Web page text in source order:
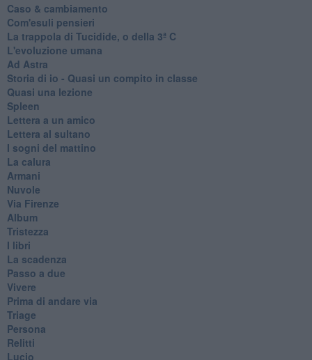
Caso & cambiamento
Com'esuli pensieri
La trappola di Tucidide, o della 3ª C
L'evoluzione umana
Ad Astra
Storia di io - Quasi un compito in classe
Quasi una lezione
Spleen
Lettera a un amico
Lettera al sultano
I sogni del mattino
La calura
Armani
Nuvole
Via Firenze
Album
Tristezza
I libri
La scadenza
Passo a due
Vivere
Prima di andare via
Triage
Persona
Relitti
Lucio